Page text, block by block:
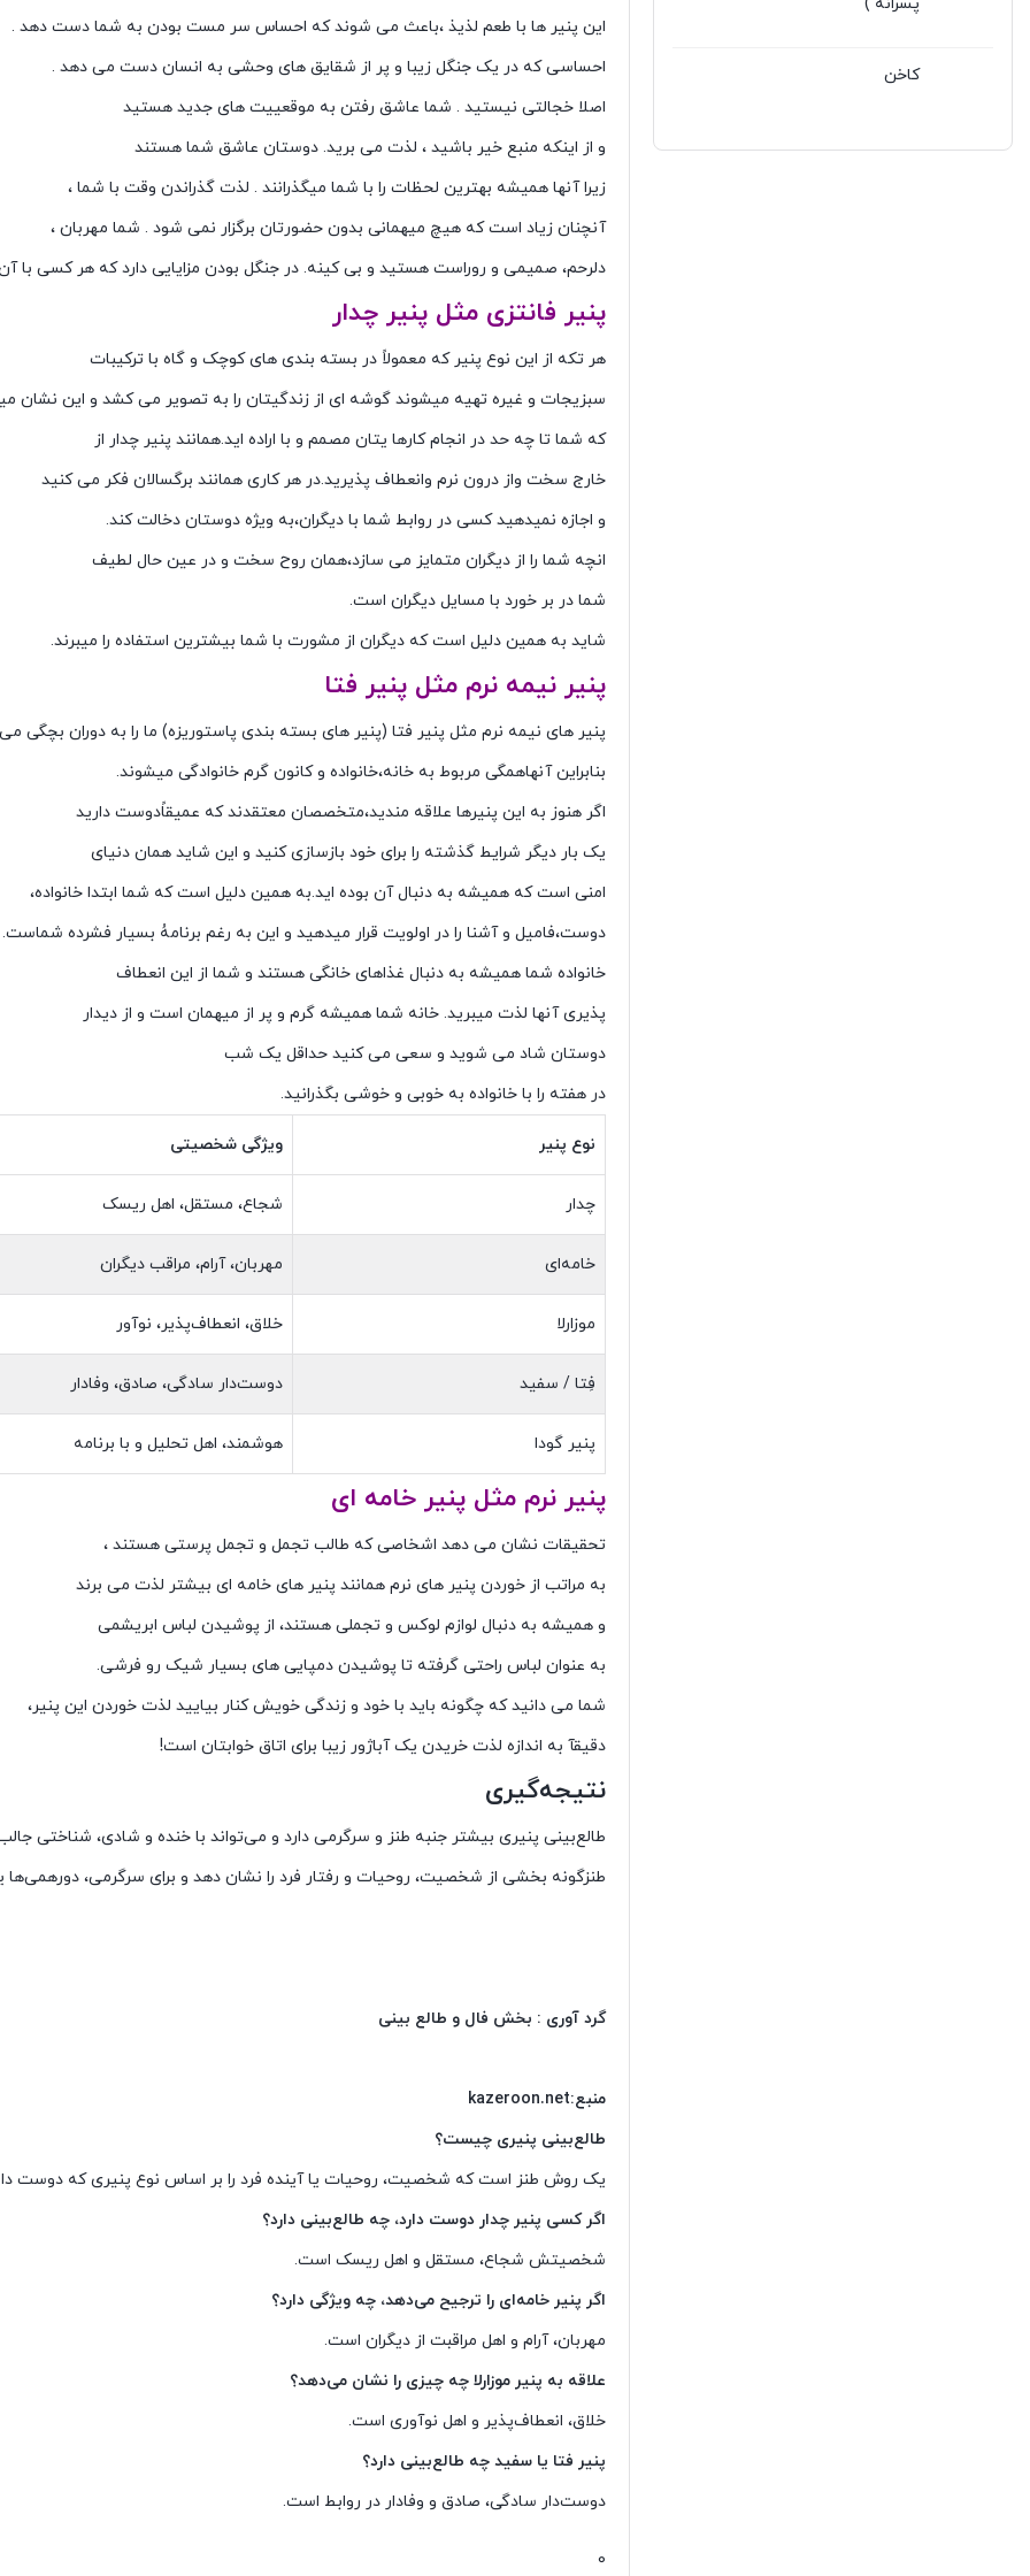
کاخن
این پنیر ها با طعم لذیذ ،باعث می شوند که احساس سر مست بودن به شما دست دهد .
احساسی که در یک جنگل زیبا و پر از شقایق های وحشی به انسان دست می دهد .
اصلا خجالتی نیستید . شما عاشق رفتن به موقعییت های جدید هستید
و از اینکه منبع خیر باشید ، لذت می برید. دوستان عاشق شما هستند
زیرا آنها همیشه بهترین لحظات را با شما میگذرانند . لذت گذراندن وقت با شما ،
آنچنان زیاد است که هیچ میهمانی بدون حضورتان برگزار نمی شود . شما مهربان ،
دلرحم، صمیمی و روراست هستید و بی کینه. در جنگل بودن مزایایی دارد که هر کسی با
پنیر فانتزی مثل پنیر چدار
هر تکه از این نوع پنیر که معمولاً در بسته بندی های کوچک و گاه با ترکیبات
سبزیجات و غیره تهیه میشوند گوشه ای از زندگیتان را به تصویر می کشد و این نشان
که شما تا چه حد در انجام کارها یتان مصمم و با اراده اید.همانند پنیر چدار از
خارج سخت واز درون نرم وانعطاف پذیرید.در هر کاری همانند برگسالان فکر می کنید
و اجازه نمیدهید کسی در روابط شما با دیگران،به ویژه دوستان دخالت کند.
انچه شما را از دیگران متمایز می سازد،همان روح سخت و در عین حال لطیف
شما در بر خورد با مسایل دیگران است.
شاید به همین دلیل است که دیگران از مشورت با شما بیشترین استفاده را میبرند.
پنیر نیمه نرم مثل پنیر فتا
پنیر های نیمه نرم مثل پنیر فتا (پنیر های بسته بندی پاستوریزه) ما را به دوران بچگی
بنابراین آنهاهمگی مربوط به خانه،خانواده و کانون گرم خانوادگی میشوند.
اگر هنوز به این پنیرها علاقه مندید،متخصصان معتقدند که عمیقاًدوست دارید
یک بار دیگر شرایط گذشته را برای خود بازسازی کنید و این شاید همان دنیای
امنی است که همیشه به دنبال آن بوده اید.به همین دلیل است که شما ابتدا خانواده،
دوست،فامیل و آشنا را در اولویت قرار میدهید و این به رغم برنامهُ بسیار فشرده شماست.
خانواده شما همیشه به دنبال غذاهای خانگی هستند و شما از این انعطاف
پذیری آنها لذت میبرید. خانه شما همیشه گرم و پر از میهمان است و از دیدار
دوستان شاد می شوید و سعی می کنید حداقل یک شب
در هفته را با خانواده به خوبی و خوشی بگذرانید.
نوع پنیر ویژگی شخصیتی
چدار شجاع، مستقل، اهل ریسک
خامه‌ای مهربان، آرام، مراقب دیگران
موزارلا خلاق، انعطاف‌پذیر، نوآور
فِتا / سفید دوست‌دار سادگی، صادق، وفادار
پنیر گودا هوشمند، اهل تحلیل و با برنامه
پنیر نرم مثل پنیر خامه ای
تحقیقات نشان می دهد اشخاصی که طالب تجمل و تجمل پرستی هستند ،
به مراتب از خوردن پنیر های نرم همانند پنیر های خامه ای بیشتر لذت می برند
و همیشه به دنبال لوازم لوکس و تجملی هستند، از پوشیدن لباس ابریشمی
به عنوان لباس راحتی گرفته تا پوشیدن دمپایی های بسیار شیک رو فرشی.
شما می دانید که چگونه باید با خود و زندگی خویش کنار بیایید لذت خوردن این پنیر،
دقیقآ به اندازه لذت خریدن یک آباژور زیبا برای اتاق خوابتان است!
نتیجه‌گیری
طالع‌بینی پنیری بیشتر جنبه طنز و سرگرمی دارد و می‌تواند با خنده و شادی، شناختی
طنزگونه بخشی از شخصیت، روحیات و رفتار فرد را نشان دهد و برای سرگرمی،
گرد آوری : بخش فال و طالع بینی
منبع:kazeroon.net
طالع‌بینی پنیری چیست؟
یک روش طنز است که شخصیت، روحیات یا آینده فرد را بر اساس نوع پنیری که دوست
اگر کسی پنیر چدار دوست دارد، چه طالع‌بینی دارد؟
شخصیتش شجاع، مستقل و اهل ریسک است.
اگر پنیر خامه‌ای را ترجیح می‌دهد، چه ویژگی دارد؟
مهربان، آرام و اهل مراقبت از دیگران است.
علاقه به پنیر موزارلا چه چیزی را نشان می‌دهد؟
خلاق، انعطاف‌پذیر و اهل نوآوری است.
پنیر فتا یا سفید چه طالع‌بینی دارد؟
دوست‌دار سادگی، صادق و وفادار در روابط است.
0